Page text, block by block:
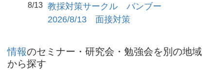
8/13 教採対策サークル バンブー
2026/8/13 面接対策
情報のセミナー・研究会・勉強会を別の地域
から探す